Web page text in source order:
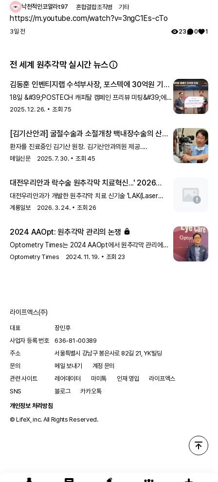
의지대로 살아간다면 기회와 희망이 있다는 것을 알려드리
고 싶고 저를 통해 행복 바이러스를 전파하는 것입니다. 앞
으로도 승승장구하는 저의 소식을 전해드리면서 저로 인해
습니다 : ) 저의 책으로 해피바이러스를 전할 수 있도록 최선
낙천적인코알라t97 혼합결합조직병 기타
https://m.youtube.com/watch?v=3ngC1Es-cTo
3일 전 23 0 1
전 세계 원추각막 실시간 뉴스
김동훈 인벤티지랩 수석부사장, 포스텍에 30억원 기부
18일 &#39;POSTECH 캐피탈 캠페인 프리뷰 미팅&#39;에서
30억원 기부 의사를 밝힌 김동훈 동문(오른쪽)과 김성근 총장이
2025. 12. 26. 조회 75
[김기산안과] 굴절수술과 소절개창 백내장수술의 산
증인
환자를 진료중인 김기산 원장. 김기산안과의원 제공....
매일신문 2025. 7. 30. 조회 45
대전우리안과 락수술 원추각막 치료혁신...' 2026
Medical Korea' 관심 집중
대전우리안과가 개발한 원추각막 치료 신기술 'LAK(Laser
Asymmetric Keratectomy) 각막 리모델링'이 2026년 서울
대전관
계룡일보 2026. 3. 24. 조회 26
2024 AAOpt: 원추각막 관리의 논쟁
Optometry Times는 2024 AAOpt에서 원추각막 관리에
대한 논쟁을 다루었습니다. 이 회의는 원추각막 치료의 최신
Optometry Times 2024. 11. 19. 조회 23
라이프엑스(주)
대표
장민후
사업자 등록 번호
636-81-00389
주소
서울특별시 강남구 봉은사로 82길 21, YK빌딩
문의
메일 보내기
계정 문의
관련 사이트
레어데이터 마미톡 인재 영입
라이프엑스
SNS
블로그
카카오톡
개인정보 처리방침
© LifeX, inc. All Rights Reserved.